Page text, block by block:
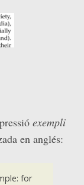
exempli
en anglés:
for